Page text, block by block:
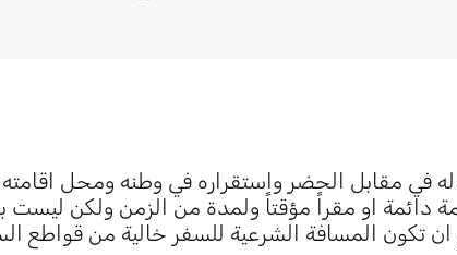
في مقابل الحضر واستقراره في وطنه ومحل
دائمة او مقراً مؤقتاً ولمدة من الزمن ولكن ليست
المسافة الشرعية للسفر خالية من قواطع